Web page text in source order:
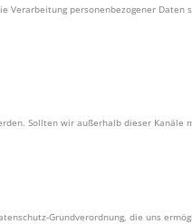
Verarbeitung personenbezogener Daten
Sollten wir außerhalb dieser Kanäle
Grundverordnung, die uns